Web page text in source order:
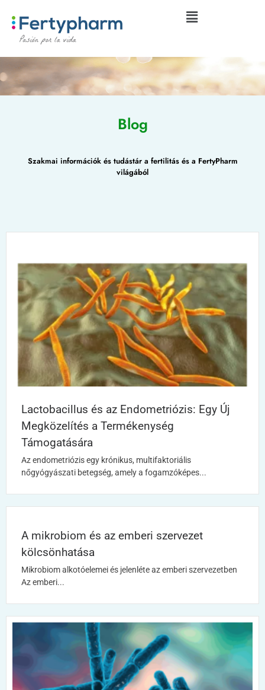
Blog
Szakmai információk és tudástár a fertilitás és a FertyPharm
világából
Lactobacillus és az Endometriózis: Egy Új
Megközelítés a Termékenység
Támogatására
Az endometriózis egy krónikus, multifaktoriális
nőgyógyászati betegség, amely a fogamzóképes...
A mikrobiom és az emberi szervezet
kölcsönhatása
Mikrobiom alkotóelemei és jelenléte az emberi szervezetben
Az emberi...